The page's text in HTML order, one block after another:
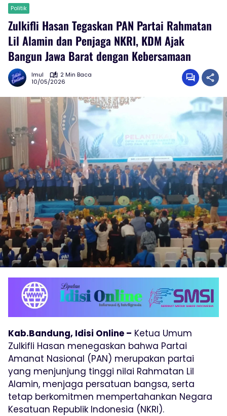
Politik
Zulkifli Hasan Tegaskan PAN Partai Rahmatan
Lil Alamin dan Penjaga NKRI, KDM Ajak
Bangun Jawa Barat dengan Kebersamaan
Imul
2 Min Baca
10/05/2026
Kab.Bandung, Idisi Online – Ketua Umum
Zulkifli Hasan menegaskan bahwa Partai
Amanat Nasional (PAN) merupakan partai
yang menjunjung tinggi nilai Rahmatan Lil
Alamin, menjaga persatuan bangsa, serta
tetap berkomitmen mempertahankan Negara
Kesatuan Republik Indonesia (NKRI).